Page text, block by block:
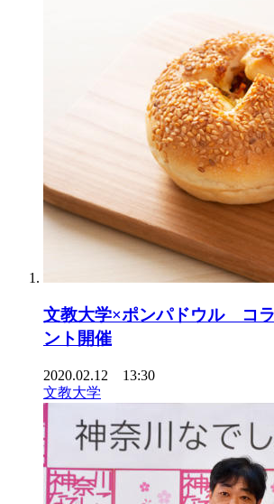
文教大学×ポンパドウル コ
ント開催
2020.02.12 13:30
文教大学